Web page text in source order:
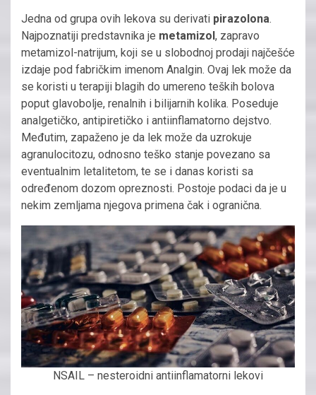
Jedna od grupa ovih lekova su derivati pirazolona.
Najpoznatiji predstavnika je metamizol, zapravo
metamizol-natrijum, koji se u slobodnoj prodaji najčešće
izdaje pod fabričkim imenom Analgin. Ovaj lek može da
se koristi u terapiji blagih do umereno teških bolova
poput glavobolje, renalnih i bilijarnih kolika. Poseduje
analgetičko, antipiretičko i antiinflamatorno dejstvo.
Međutim, zapaženo je da lek može da uzrokuje
agranulocitozu, odnosno teško stanje povezano sa
eventualnim letalitetom, te se i danas koristi sa
određenom dozom opreznosti. Postoje podaci da je u
nekim zemljama njegova primena čak i ogranična.
NSAIL – nesteroidni antiinflamatorni lekovi